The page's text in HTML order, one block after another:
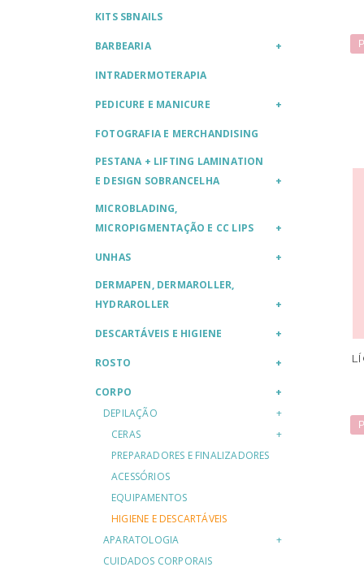
KITS SBNAILS
BARBEARIA
INTRADERMOTERAPIA
PEDICURE E MANICURE
FOTOGRAFIA E MERCHANDISING
PESTANA + LIFTING LAMINATION
E DESIGN SOBRANCELHA
MICROBLADING,
MICROPIGMENTAÇÃO E CC LIPS
UNHAS
DERMAPEN, DERMAROLLER,
HYDRAROLLER
DESCARTÁVEIS E HIGIENE
ROSTO
CORPO
DEPILAÇÃO
CERAS
PREPARADORES E FINALIZADORES
ACESSÓRIOS
EQUIPAMENTOS
HIGIENE E DESCARTÁVEIS
APARATOLOGIA
CUIDADOS CORPORAIS